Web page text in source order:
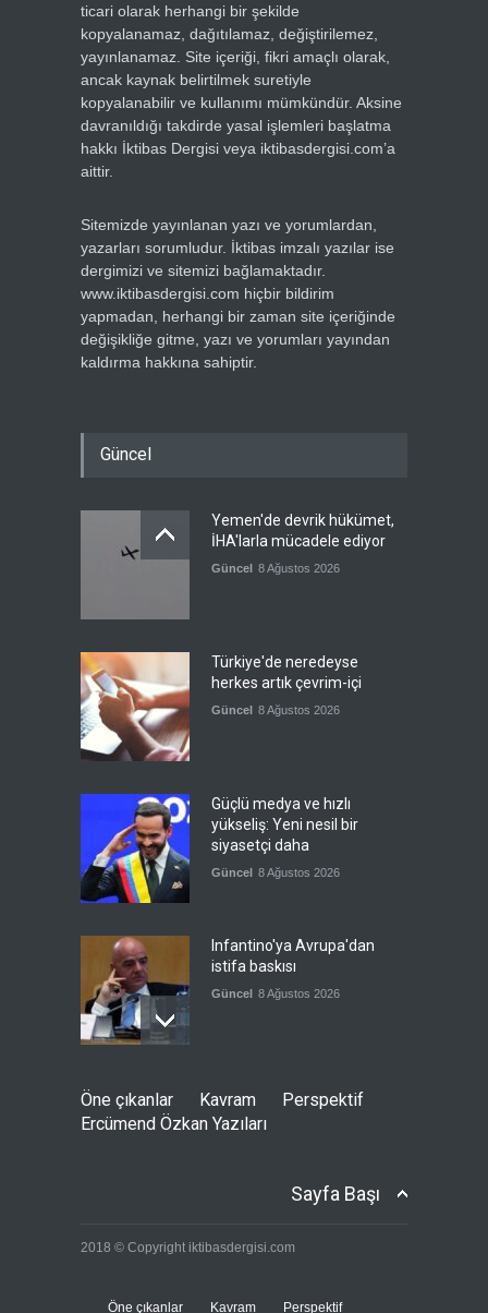
ticari olarak herhangi bir şekilde
kopyalanamaz, dağıtılamaz, değiştirilemez,
yayınlanamaz. Site içeriği, fikri amaçlı olarak,
ancak kaynak belirtilmek suretiyle
kopyalanabilir ve kullanımı mümkündür. Aksine
davranıldığı takdirde yasal işlemleri başlatma
hakkı İktibas Dergisi veya iktibasdergisi.com’a
aittir.
Sitemizde yayınlanan yazı ve yorumlardan,
yazarları sorumludur. İktibas imzalı yazılar ise
dergimizi ve sitemizi bağlamaktadır.
www.iktibasdergisi.com hiçbir bildirim
yapmadan, herhangi bir zaman site içeriğinde
değişikliğe gitme, yazı ve yorumları yayından
kaldırma hakkına sahiptir.
Güncel
Yemen'de devrik hükümet,
İHA'larla mücadele ediyor
Güncel 8 Ağustos 2026
Türkiye'de neredeyse
herkes artık çevrim-içi
Güncel 8 Ağustos 2026
Güçlü medya ve hızlı
yükseliş: Yeni nesil bir
siyasetçi daha
Güncel 8 Ağustos 2026
Infantino'ya Avrupa'dan
istifa baskısı
Güncel 8 Ağustos 2026
Kolombiya, solcu Petro'nun
yerine aşırı sağcı Espriella'yı
getirdi
Mekke Anlaşmasını övdü
Öne çıkanlar Kavram
Perspektif
Ercümend Özkan Yazıları
Sayfa Başı
2018 © Copyright iktibasdergisi.com
Öne çıkanlar Kavram Perspektif